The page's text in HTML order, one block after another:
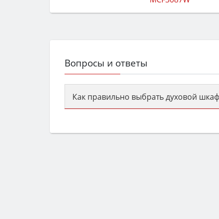
Вопросы и ответы
Как правильно выбрать духовой
семьи, класс энергопотребления не